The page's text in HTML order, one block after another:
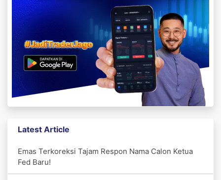
Latest Article
Emas Terkoreksi Tajam Respon Nama Calon Ketua
Fed Baru!